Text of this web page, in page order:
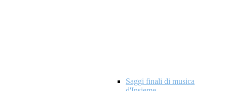
Saggi finali di musica